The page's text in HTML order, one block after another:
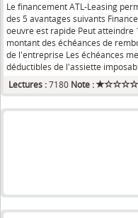
Le financement ATL-Leasing
des 5 avantages suivants
oeuvre est rapide Peut atteindre
montant des échéances de
de l'entreprise Les échéances
déductibles de l'assiette
Lectures :7180 Note :